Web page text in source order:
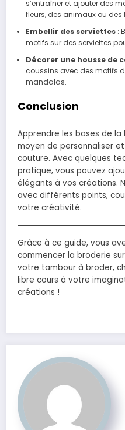
s’entraîner et ajouter des
fleurs, des animaux ou
Embellir des serviettes:
motifs sur des serviettes
Décorer une housse de
coussins avec des motifs
mandalas.
Conclusion
Apprendre les bases de
moyen de personnaliser
couture. Avec quelques
pratique, vous pouvez
élégants à vos créations.
avec différents points,
votre créativité.
Grâce à ce guide, vous
commencer la broderie
votre tambour à broder,
libre cours à votre
créations !